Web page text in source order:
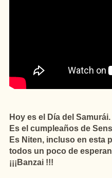
Hoy es el Día del Samurái.
Es el cumpleaños de
Es Niten, incluso en esta
todos un poco de
¡¡¡Banzai !!!